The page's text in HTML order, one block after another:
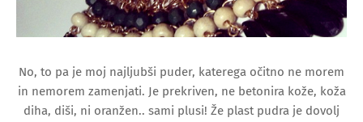
No, to pa je moj najljubši puder, katerega očitno ne morem
in nemorem zamenjati. Je prekriven, ne betonira kože, koža
diha, diši, ni oranžen.. sami plusi! Že plast pudra je dovolj